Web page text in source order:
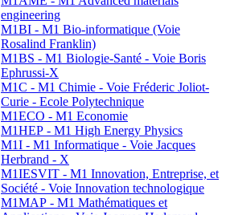
engineering
M1BI - M1 Bio-informatique (Voie
Rosalind Franklin)
M1BS - M1 Biologie-Santé - Voie Boris
Ephrussi-X
M1C - M1 Chimie - Voie Fréderic Joliot-
Curie - Ecole Polytechnique
M1ECO - M1 Economie
M1HEP - M1 High Energy Physics
M1I - M1 Informatique - Voie Jacques
Herbrand - X
M1IESVIT - M1 Innovation, Entreprise, et
Société - Voie Innovation technologique
M1MAP - M1 Mathématiques et